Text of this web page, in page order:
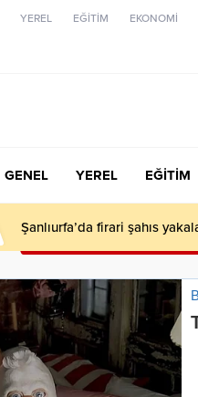
YEREL EĞİTİM EKONOMİ
GENEL YEREL EĞİTİM
Şanlıurfa’da firari şahıs